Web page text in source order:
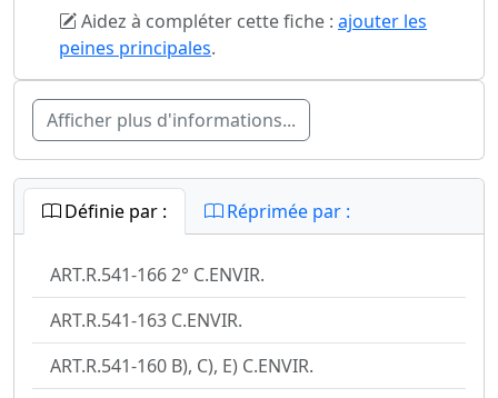
Aidez à compléter cette fiche : ajouter les
peines principales.
Afficher plus d'informations...
Définie par : Réprimée par :
ART.R.541-166 2° C.ENVIR.
ART.R.541-163 C.ENVIR.
ART.R.541-160 B), C), E) C.ENVIR.